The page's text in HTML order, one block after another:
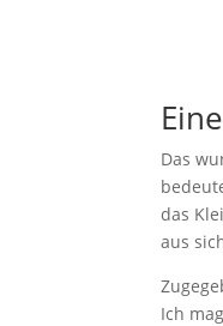
Das
das
aus
Ich